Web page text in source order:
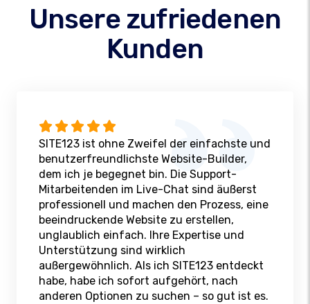
Unsere zufriedenen
Kunden
SITE123 ist ohne Zweifel der einfachste und
benutzerfreundlichste Website-Builder,
dem ich je begegnet bin. Die Support-
Mitarbeitenden im Live-Chat sind äußerst
professionell und machen den Prozess, eine
beeindruckende Website zu erstellen,
unglaublich einfach. Ihre Expertise und
Unterstützung sind wirklich
außergewöhnlich. Als ich SITE123 entdeckt
habe, habe ich sofort aufgehört, nach
anderen Optionen zu suchen – so gut ist es.